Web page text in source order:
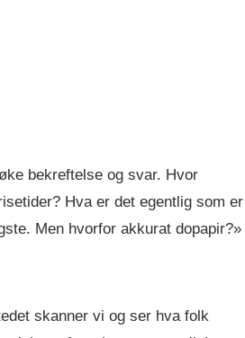
bekreftelse og svar. Hvor
Hva er det egentlig som er
Men hvorfor akkurat dopapir?»
skanner vi og ser hva folk